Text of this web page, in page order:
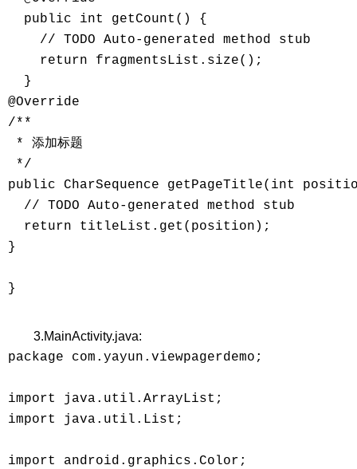
  public int getCount() {
    // TODO Auto-generated method stub
    return fragmentsList.size();
  }
@Override
/**
* 添加标题
*/
public CharSequence getPageTitle(int
  // TODO Auto-generated method stub
  return titleList.get(position);
}
}
3.MainActivity.java:
package com.yayun.viewpagerdemo;
import java.util.ArrayList;
import java.util.List;
import android.graphics.Color;